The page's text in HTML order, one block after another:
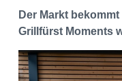
Der Markt
Grillfürst Moments